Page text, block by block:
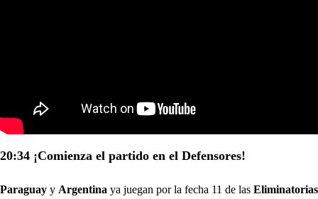
20:34 ¡Comienza el partido en el Defensores!
Paraguay y Argentina ya juegan por la fecha 11 de las Eliminatorias